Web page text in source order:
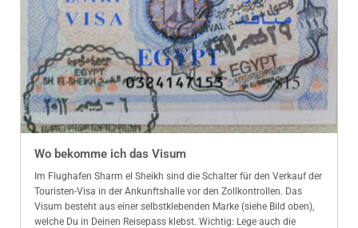
Wo bekomme ich das Visum
Im Flughafen Sharm el Sheikh sind die Schalter für den Verkauf der
Touristen-Visa in der Ankunftshalle vor den Zollkontrollen. Das
Visum besteht aus einer selbstklebenden Marke (siehe Bild oben),
welche Du in Deinen Reisepass klebst. Wichtig: Lege auch die